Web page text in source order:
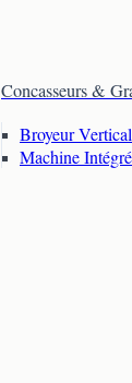
Concasseurs &
Broyeur
Machine